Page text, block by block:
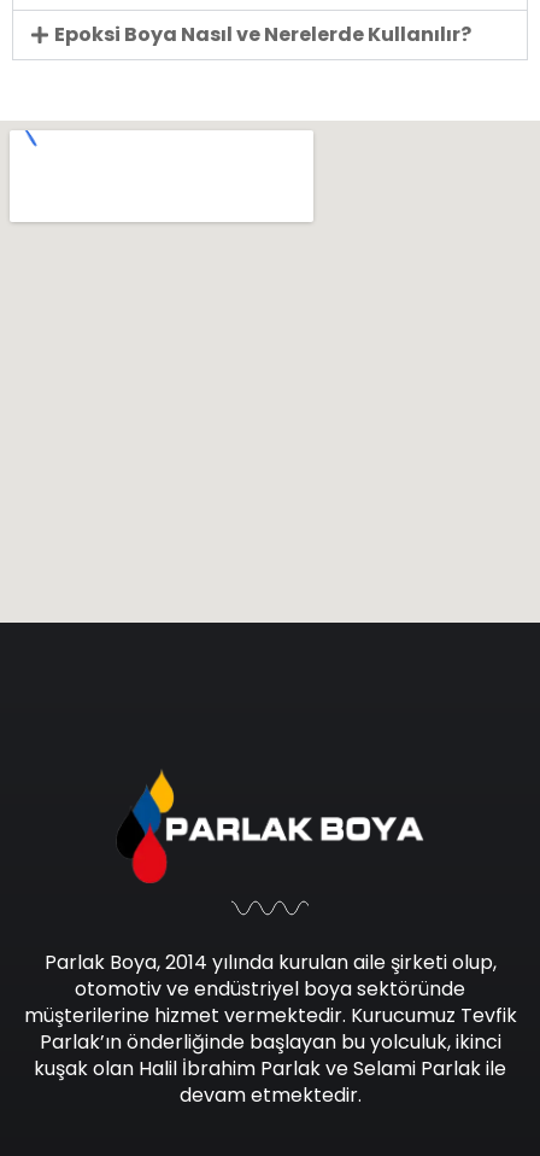
Epoksi Boya Nasıl ve Nerelerde Kullanılır?
Parlak Boya, 2014 yılında kurulan aile şirketi olup,
otomotiv ve endüstriyel boya sektöründe
müşterilerine hizmet vermektedir. Kurucumuz Tevfik
Parlak’ın önderliğinde başlayan bu yolculuk, ikinci
kuşak olan Halil İbrahim Parlak ve Selami Parlak ile
devam etmektedir.